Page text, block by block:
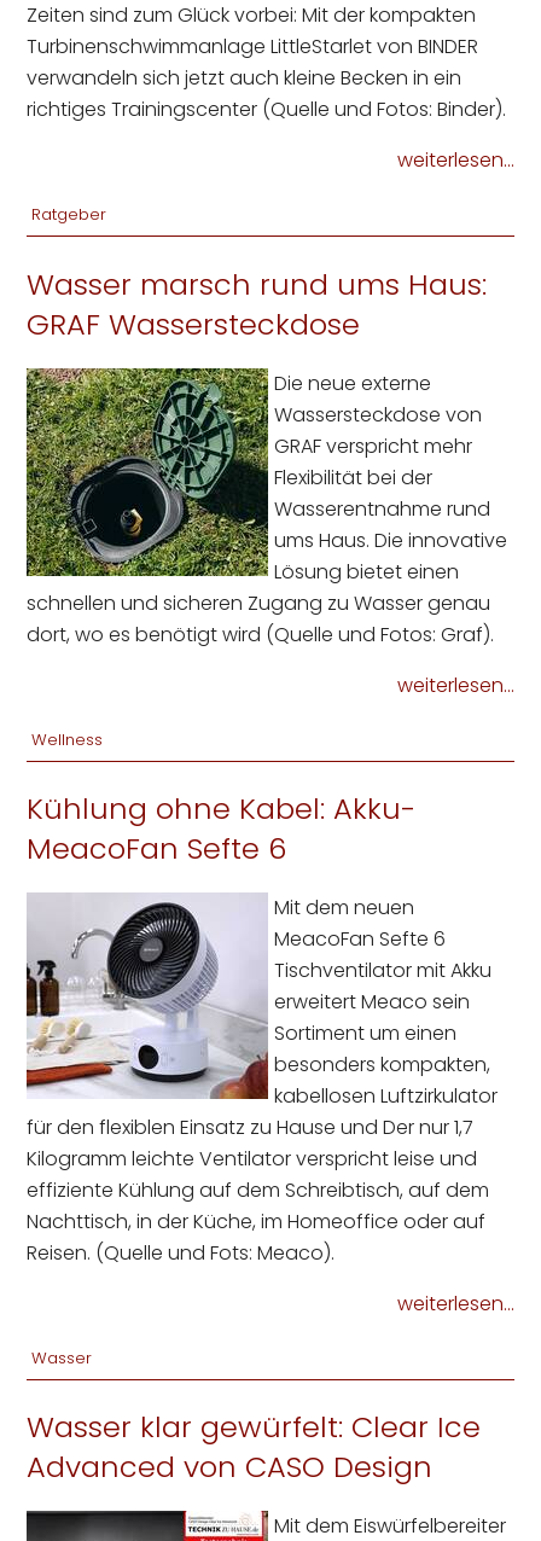
Zeiten sind zum Glück vorbei: Mit der kompakten
Turbinenschwimmanlage LittleStarlet von BINDER
verwandeln sich jetzt auch kleine Becken in ein
richtiges Trainingscenter (Quelle und Fotos: Binder).
weiterlesen...
Ratgeber
Wasser marsch rund ums Haus:
GRAF Wassersteckdose
Die neue externe
Wassersteckdose von
GRAF verspricht mehr
Flexibilität bei der
Wasserentnahme rund
ums Haus. Die innovative
Lösung bietet einen
schnellen und sicheren Zugang zu Wasser genau
dort, wo es benötigt wird (Quelle und Fotos: Graf).
weiterlesen...
Wellness
Kühlung ohne Kabel: Akku-
MeacoFan Sefte 6
Mit dem neuen
MeacoFan Sefte 6
Tischventilator mit Akku
erweitert Meaco sein
Sortiment um einen
besonders kompakten,
kabellosen Luftzirkulator
für den flexiblen Einsatz zu Hause und Der nur 1,7
Kilogramm leichte Ventilator verspricht leise und
effiziente Kühlung auf dem Schreibtisch, auf dem
Nachttisch, in der Küche, im Homeoffice oder auf
Reisen. (Quelle und Fots: Meaco).
weiterlesen...
Wasser
Wasser klar gewürfelt: Clear Ice
Advanced von CASO Design
Mit dem Eiswürfelbereiter